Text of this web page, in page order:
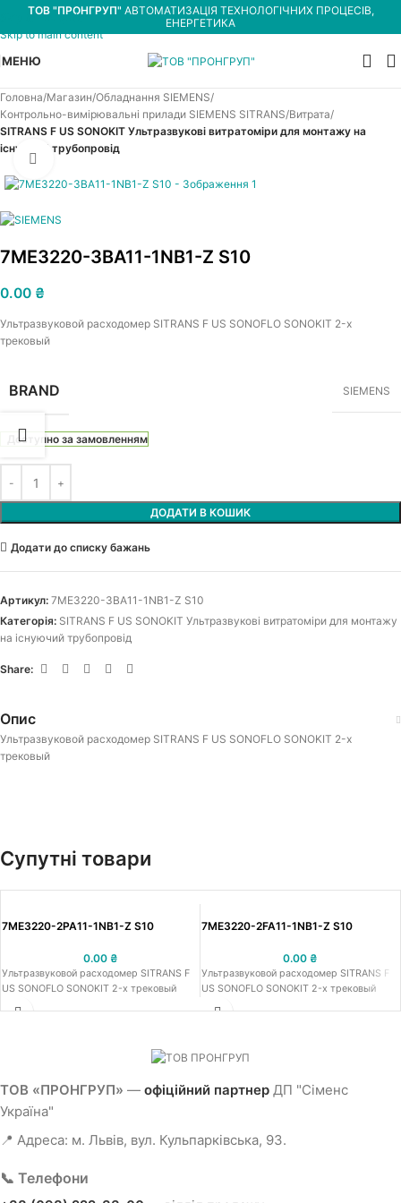
Skip to navigation
Skip to main content
ТОВ "ПРОНГРУП" АВТОМАТИЗАЦІЯ ТЕХНОЛОГІЧНИХ ПРОЦЕСІВ,
ЕНЕРГЕТИКА
МЕНЮ
Головна Магазин Обладнання SIEMENS
Контрольно-вимірювальні прилади SIEMENS SITRANS Витрата
SITRANS F US SONOKIT Ультразвукові витратоміри для монтажу на
існуючий трубопровід
Увеличить
7ME3220-3BA11-1NB1-Z S10
0.00 ₴
Ультразвуковой расходомер SITRANS F US SONOFLO SONOKIT 2-х
трековый
BRAND SIEMENS
Доступно за замовленням
ДОДАТИ В КОШИК
Додати до списку бажань
Артикул: 7ME3220-3BA11-1NB1-Z S10
Категорія: SITRANS F US SONOKIT Ультразвукові витратоміри для монтажу
на існуючий трубопровід
Share:
Опис
Ультразвуковой расходомер SITRANS F US SONOFLO SONOKIT 2-х
трековый
Супутні товари
7ME3220-2PA11-1NB1-Z S10
0.00 ₴
Ультразвуковой расходомер SITRANS F
US SONOFLO SONOKIT 2-х трековый
7ME3220-2FA11-1NB1-Z S10
0.00 ₴
Ультразвуковой расходомер SITRANS F
US SONOFLO SONOKIT 2-х трековый
ТОВ «ПРОНГРУП» — офіційний партнер ДП "Сіменс
Україна"
📍 Адреса: м. Львів, вул. Кульпарківська, 93.
📞 Телефони